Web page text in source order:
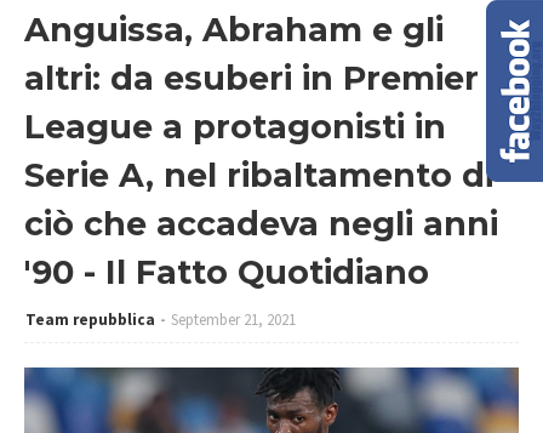
Anguissa, Abraham e gli
altri: da esuberi in Premier
League a protagonisti in
Serie A, nel ribaltamento di
ciò che accadeva negli anni
'90 - Il Fatto Quotidiano
Team repubblica September 21, 2021